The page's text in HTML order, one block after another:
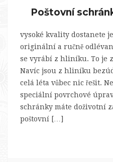
Poštovní
vysoké kvality dostanete
originální a ručně
se vyrábí z hliníku. To je
Navíc jsou z hliníku
celá léta vůbec nic řešit.
speciální povrchové
schránky máte doživotní
poštovní […]